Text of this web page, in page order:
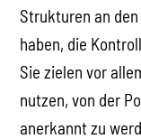
Strukturen an
haben, die
Sie zielen vor
nutzen, von der
anerkannt zu